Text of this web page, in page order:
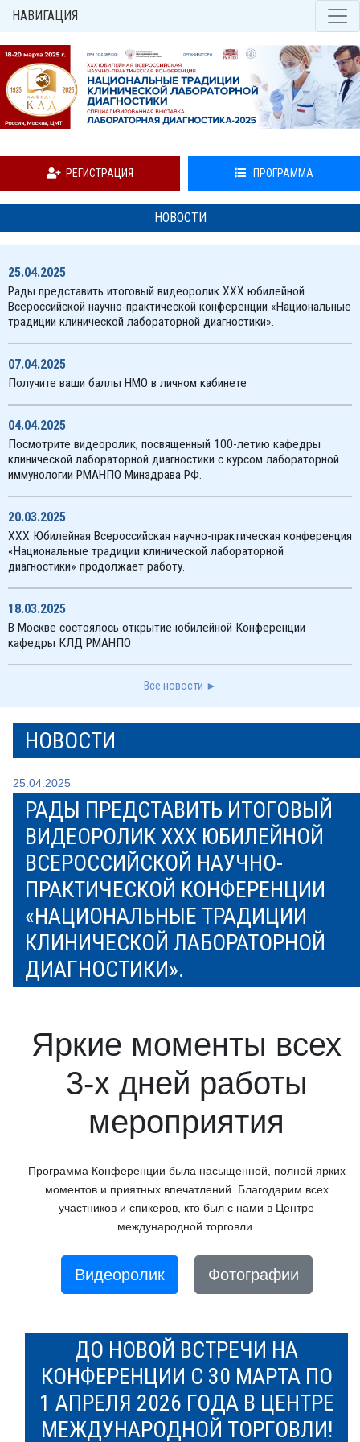
НАВИГАЦИЯ
РЕГИСТРАЦИЯ ПРОГРАММА
НОВОСТИ
25.04.2025
Рады представить итоговый видеоролик XXX юбилейной
Всероссийской научно-практической конференции «Национальные
традиции клинической лабораторной диагностики».
07.04.2025
Получите ваши баллы НМО в личном кабинете
04.04.2025
Посмотрите видеоролик, посвященный 100-летию кафедры
клинической лабораторной диагностики с курсом лабораторной
иммунологии РМАНПО Минздрава РФ.
20.03.2025
XXX Юбилейная Всероссийская научно-практическая конференция
«Национальные традиции клинической лабораторной
диагностики» продолжает работу.
18.03.2025
В Москве состоялось открытие юбилейной Конференции
кафедры КЛД РМАНПО
Все новости ►
НОВОСТИ
25.04.2025
РАДЫ ПРЕДСТАВИТЬ ИТОГОВЫЙ
ВИДЕОРОЛИК XXX ЮБИЛЕЙНОЙ
ВСЕРОССИЙСКОЙ НАУЧНО-
ПРАКТИЧЕСКОЙ КОНФЕРЕНЦИИ
«НАЦИОНАЛЬНЫЕ ТРАДИЦИИ
КЛИНИЧЕСКОЙ ЛАБОРАТОРНОЙ
ДИАГНОСТИКИ».
Яркие моменты всех
3-х дней работы
мероприятия
Программа Конференции была насыщенной, полной ярких
моментов и приятных впечатлений. Благодарим всех
участников и спикеров, кто был с нами в Центре
международной торговли.
Видеоролик Фотографии
ДО НОВОЙ ВСТРЕЧИ НА
КОНФЕРЕНЦИИ С 30 МАРТА ПО
1 АПРЕЛЯ 2026 ГОДА В ЦЕНТРЕ
МЕЖДУНАРОДНОЙ ТОРГОВЛИ!